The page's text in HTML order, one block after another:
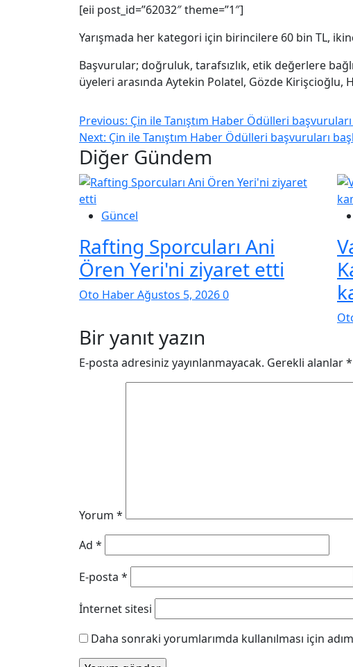
[eii post_id=”62032″ theme=”1″]
Yarışmada her kategori için birincilere 60 bin TL,
Başvurular; doğruluk, tarafsızlık, etik değerlere
üyeleri arasında Aytekin Polatel, Gözde Kirişcioğlu,
Previous: Çin ile Tanıştım Haber Ödülleri başvuruları
Next: Çin ile Tanıştım Haber Ödülleri başvuruları
Diğer Gündem
Güncel
Rafting Sporcuları Ani
Ören Yeri'ni ziyaret etti
Oto HaberAğustos 5, 20260
Bir yanıt yazın
E-posta adresiniz yayınlanmayacak. Gerekli alanlar*
Yorum *
Ad *
E-posta *
İnternet sitesi
Daha sonraki yorumlarımda kullanılması için